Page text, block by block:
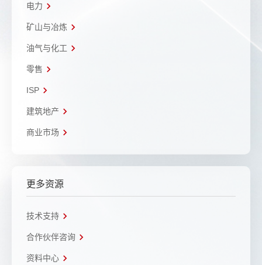
电力
矿山与冶炼
油气与化工
零售
ISP
建筑地产
商业市场
更多资源
技术支持
合作伙伴咨询
资料中心